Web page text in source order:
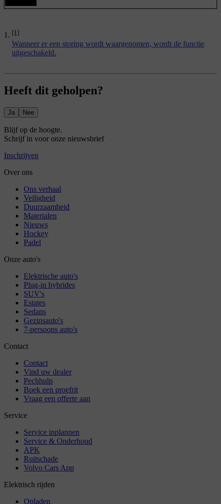
[1]
Wanneer er een storing wordt waargenomen, wordt de functie
uitgeschakeld.
Heeft dit geholpen?
Ja Nee